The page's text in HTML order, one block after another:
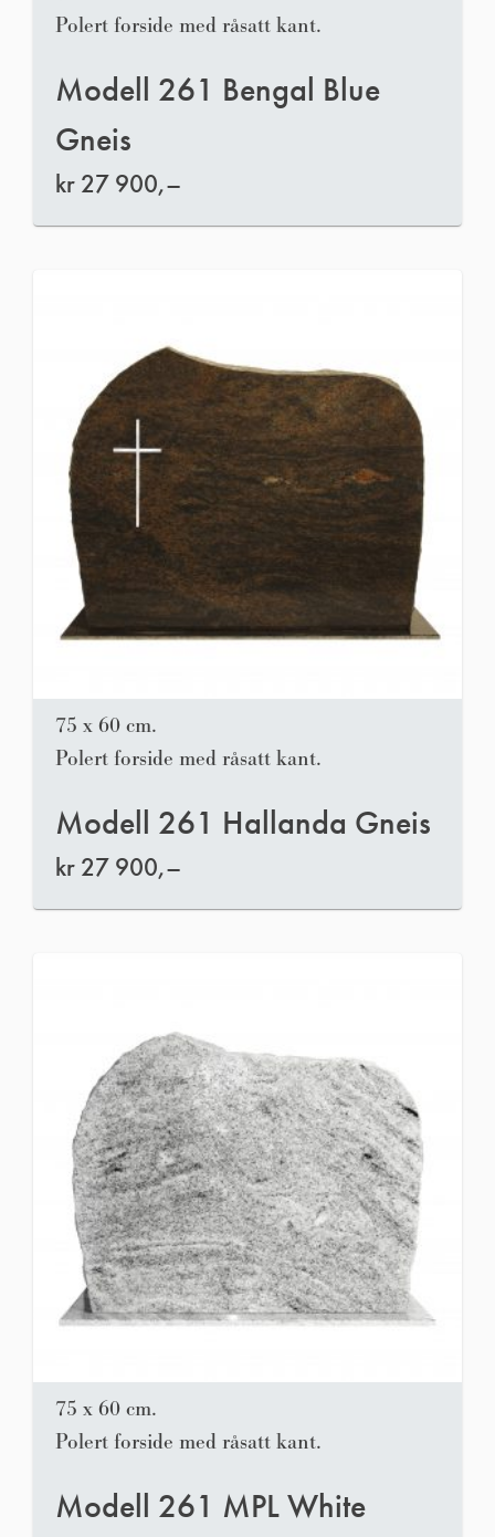
Polert forside med råsatt kant.
Modell 261 Bengal Blue
Gneis
kr 27 900,–
75 x 60 cm.
Polert forside med råsatt kant.
Modell 261 Hallanda Gneis
kr 27 900,–
75 x 60 cm.
Polert forside med råsatt kant.
Modell 261 MPL White